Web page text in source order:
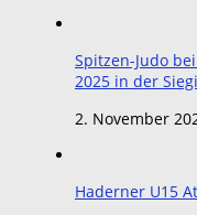
Spitzen-Judo
2025 in der
2. November
Haderner U15